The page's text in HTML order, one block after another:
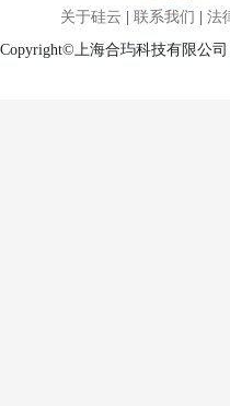
关于硅云 | 联系我们 | 法
Copyright©上海合玙科技有限公